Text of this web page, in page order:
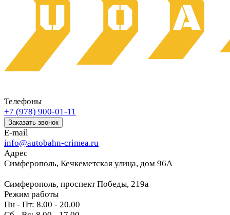
Телефоны
+7 (978) 900-01-11
Заказать звонок
E-mail
info@autobahn-crimea.ru
Адрес
Симферополь, Кечкеметская улица, дом 96А
Симферополь, проспект Победы, 219а
Режим работы
Пн - Пт: 8.00 - 20.00